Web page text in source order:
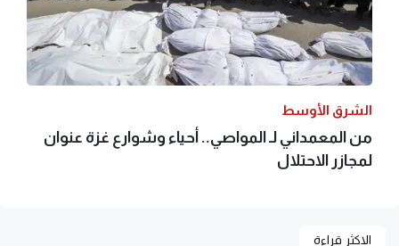
الشرق الأوسط
من المعمداني لـ المواصي.. أحياء وشوارع غزة عنوان
لمجازر الاحتلال
الاكثر قراءة